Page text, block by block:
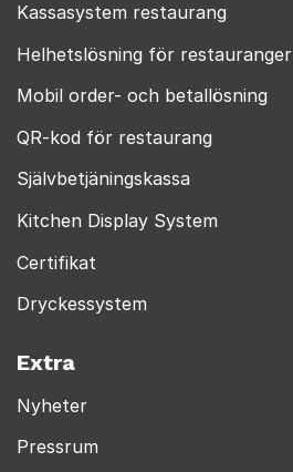
Kassasystem restaurang
Helhetslösning för restauranger
Mobil order- och betallösning
QR-kod för restaurang
Självbetjäningskassa
Kitchen Display System
Certifikat
Dryckessystem
Extra
Nyheter
Pressrum